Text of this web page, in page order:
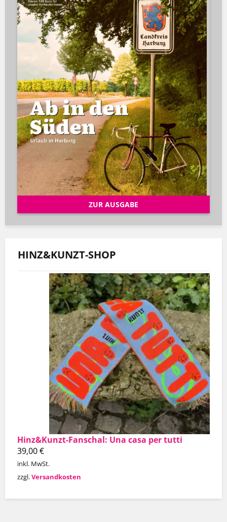
ZUR AUSGABE
HINZ&KUNZT-SHOP
Hinz&Kunzt-Fanschal: Una casa per tutti
39,00€
inkl. MwSt.
zzgl.Versandkosten